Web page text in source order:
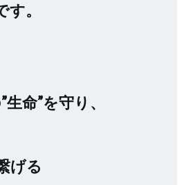
す。
命”を守り、
げる